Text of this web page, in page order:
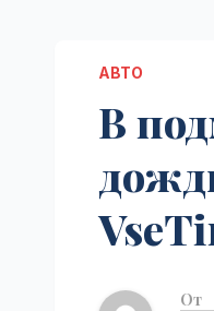
АВТО
В
От